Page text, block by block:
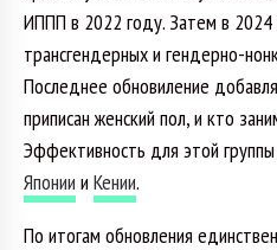
ИППП в 2022 году. Затем в 2024
трансгендерных и гендерно-
Последнее обновиление
приписан женский пол, и кто
Эффективность для этой группы
Японии и Кении.
По итогам обновления